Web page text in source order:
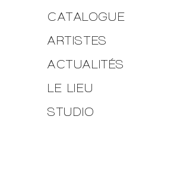
CATALOGUE
ARTISTES
ACTUALITÉS
LE LIEU
STUDIO